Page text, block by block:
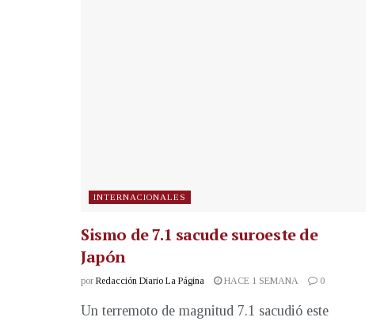
INTERNACIONALES
Sismo de 7.1 sacude suroeste de
Japón
por Redacción Diario La Página HACE 1 SEMANA 0
Un terremoto de magnitud 7.1 sacudió este